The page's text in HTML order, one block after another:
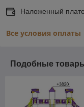
Наложенный
Все условия оплаты
Подобные